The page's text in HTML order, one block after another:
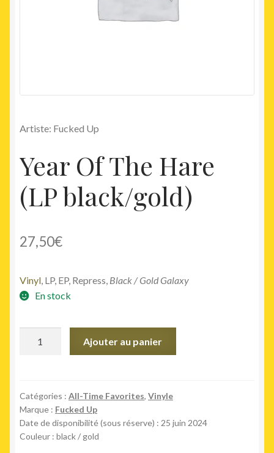
Artiste: Fucked Up
Year Of The Hare
(LP black/gold)
27,50€
Vinyl, LP, EP, Repress, Black / Gold Galaxy
En stock
The
Hare
(LP
black/gold)
Ajouter au panier
Catégories : All-Time Favorites, Vinyle
Marque : Fucked Up
Date de disponibilité (sous réserve) : 25 juin 2024
Couleur : black / gold